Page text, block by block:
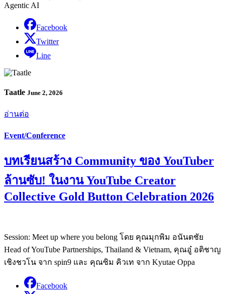
Agentic AI
Facebook
Twitter
Line
Taatle June 2, 2026
อ่านต่อ
Event/Conference
บทเรียนสร้าง Community ของ YouTuber
ล้านซับ! ในงาน YouTube Creator
Collective Gold Button Celebration 2026
Session: Meet up where you belong โดย คุณมุกพิม อนันตชัย
Head of YouTube Partnerships, Thailand & Vietnam, คุณอู๋ อติชาญ
เชิงชวโน จาก spin9 และ คุณซิม คิวเท จาก Kyutae Oppa
Facebook